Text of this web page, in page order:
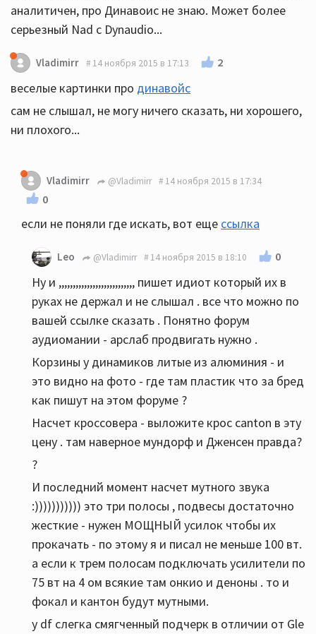
аналитичен, про Динавоис не знаю. Может более
серьезный Nad с Dynaudio...
Vladimirr 14 ноября 2015 в 17:13 2
веселые картинки про динавойс
сам не слышал, не могу ничего сказать, ни хорошего,
ни плохого...
Vladimirr @Vladimirr 14 ноября 2015 в 17:34
0
если не поняли где искать, вот еще ссылка
Leo @Vladimirr 14 ноября 2015 в 18:10 0
Ну и ,,,,,,,,,,,,,,,,,,,,,,,,,,, пишет идиот который их в
руках не держал и не слышал . все что можно по
вашей ссылке сказать . Понятно форум
аудиомании - арслаб продвигать нужно .
Корзины у динамиков литые из алюминия - и
это видно на фото - где там пластик что за бред
как пишут на этом форуме ?
Насчет кроссовера - выложите крос canton в эту
цену . там наверное мундорф и Дженсен правда?
?
И последний момент насчет мутного звука
:))))))))))) это три полосы , подвесы достаточно
жесткие - нужен МОЩНЫЙ усилок чтобы их
прокачать - по этому я и писал не меньше 100 вт.
а если к трем полосам подключать усилители по
75 вт на 4 ом всякие там онкио и деноны . то и
фокал и кантон будут мутными.
у df слегка смягченный подчерк в отличии от Gle